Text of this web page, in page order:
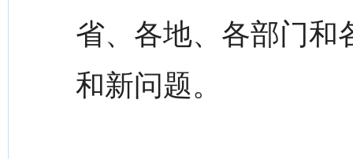
省、各地、各部门和
和新问题。